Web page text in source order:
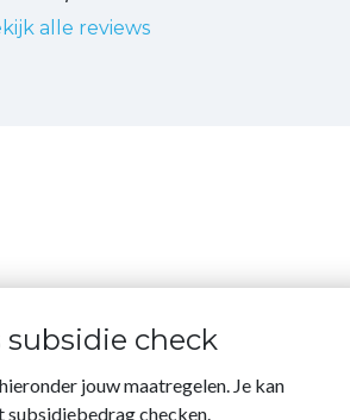
alle reviews
subsidie check
jouw maatregelen. Je kan
subsidiebedrag checken.